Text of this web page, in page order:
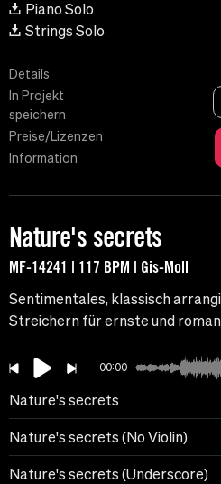
Piano Solo
Strings Solo
Details
In Projekt
speichern
Preise/Lizenzen
Information
Nature's secrets
MF-14241 | 117 BPM | Gis-Moll
Sentimentales, klassisch
Streichern für ernste und
00:00
Nature's secrets
Nature's secrets (No Violin)
Nature's secrets (Underscore)